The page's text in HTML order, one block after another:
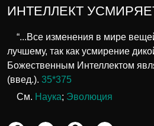
ИНТЕЛЛЕКТ
“...Все изменения в мире
лучшему, так как усмирение
Божественным Интеллектом
(введ.). 35*375
См. Наука; Эволюция